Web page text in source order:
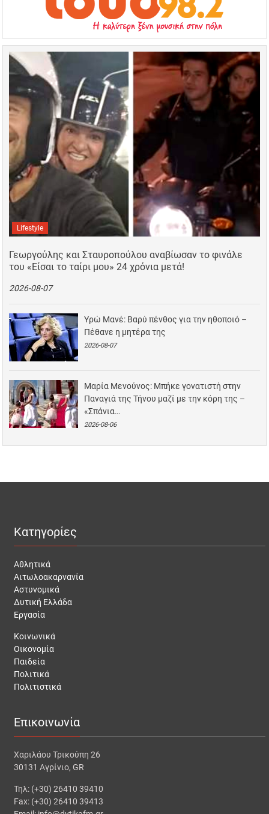
Lifestyle
Γεωργούλης και Σταυροπούλου αναβίωσαν το φινάλε
του «Είσαι το ταίρι μου» 24 χρόνια μετά!
2026-08-07
Υρώ Μανέ: Βαρύ πένθος για την ηθοποιό –
Πέθανε η μητέρα της
2026-08-07
Μαρία Μενούνος: Μπήκε γονατιστή στην
Παναγιά της Τήνου μαζί με την κόρη της –
«Σπάνια…
2026-08-06
Κατηγορίες
Αθλητικά
Αιτωλοακαρνανία
Αστυνομικά
Δυτική Ελλάδα
Εργασία
Κοινωνικά
Οικονομία
Παιδεία
Πολιτικά
Πολιτιστικά
Επικοινωνία
Χαριλάου Τρικούπη 26
30131 Αγρίνιο, GR
Τηλ: (+30) 26410 39410
Fax: (+30) 26410 39413